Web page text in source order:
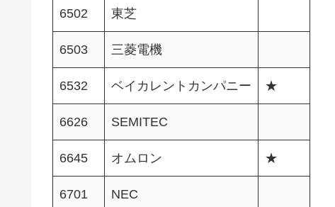
6502 東芝
6503 三菱電機
6532 ベイカレントカンパニー ★
6626 SEMITEC
6645 オムロン ★
6701 NEC